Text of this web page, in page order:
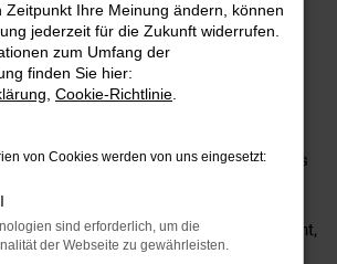
– IHR PERFEKTES
WÜRZBURG
ist ganz sicher eine gute Wahl.
mehr als 65 Jahren im
drei Generationen eines traditionellen
wir dieses Modell guten Gewissens
ist der Weg zu MGS nicht weit.
schreibt Beratung groß und hat stets ein
individuellen Bedürfnisse. Wenn fest steht,
werden soll, beraten wir Sie gerne
Zeitpunkt Ihre Meinung ändern, können
jederzeit für die Zukunft widerrufen.
zum Umfang der
finden Sie hier:
Cookie-Richtlinie
von Cookies werden von uns eingesetzt:
sind erforderlich, um die
der Webseite zu gewährleisten.